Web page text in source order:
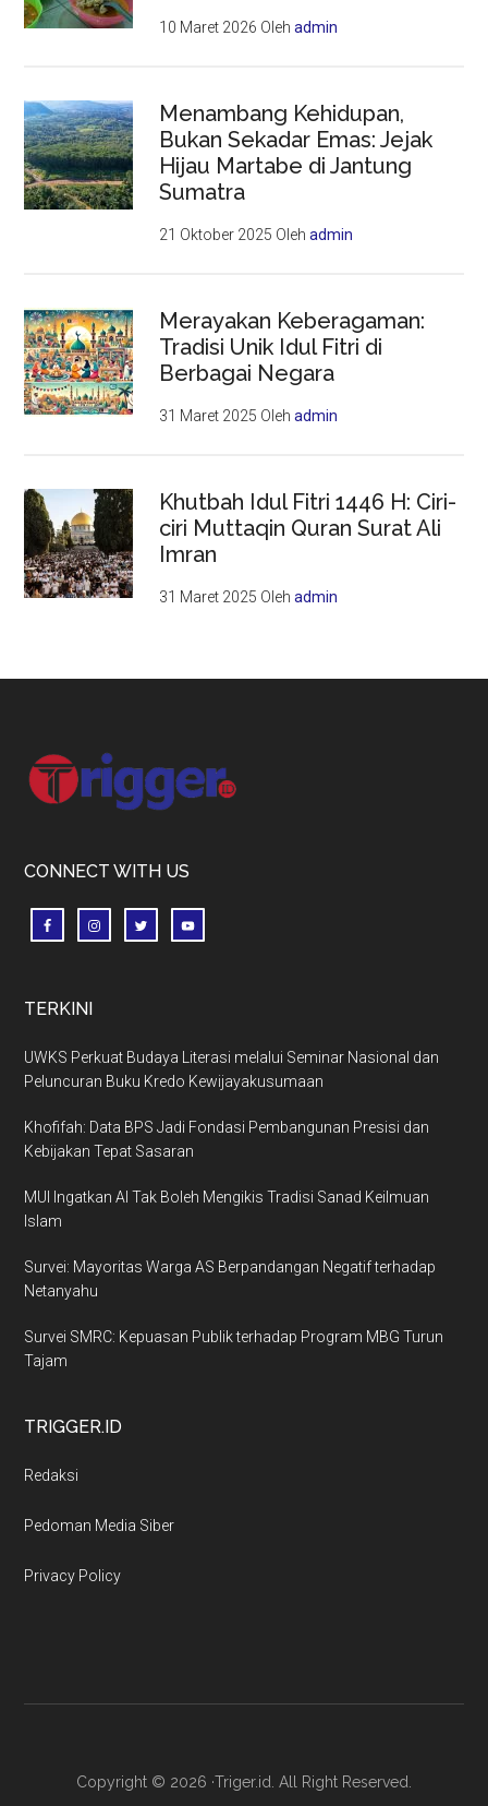
10 Maret 2026 Olehadmin
Menambang Kehidupan,
Bukan Sekadar Emas: Jejak
Hijau Martabe di Jantung
Sumatra
21 Oktober 2025 Olehadmin
Merayakan Keberagaman:
Tradisi Unik Idul Fitri di
Berbagai Negara
31 Maret 2025 Olehadmin
Khutbah Idul Fitri 1446 H: Ciri-
ciri Muttaqin Quran Surat Ali
Imran
31 Maret 2025 Olehadmin
Footer
CONNECT WITH US
TERKINI
UWKS Perkuat Budaya Literasi melalui Seminar Nasional dan
Peluncuran Buku Kredo Kewijayakusumaan
Khofifah: Data BPS Jadi Fondasi Pembangunan Presisi dan
Kebijakan Tepat Sasaran
MUI Ingatkan AI Tak Boleh Mengikis Tradisi Sanad Keilmuan
Islam
Survei: Mayoritas Warga AS Berpandangan Negatif terhadap
Netanyahu
Survei SMRC: Kepuasan Publik terhadap Program MBG Turun
Tajam
TRIGGER.ID
Redaksi
Pedoman Media Siber
Privacy Policy
Copyright © 2026 ·Triger.id. All Right Reserved.